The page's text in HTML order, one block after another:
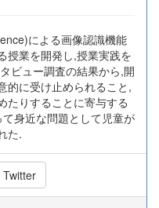
による画像認識機能
授業を開発し,授業実践を
ビュー調査の結果から,開
的に受け止められること,
たりすることに寄与する
身近な問題として児童が
た.
Twitter